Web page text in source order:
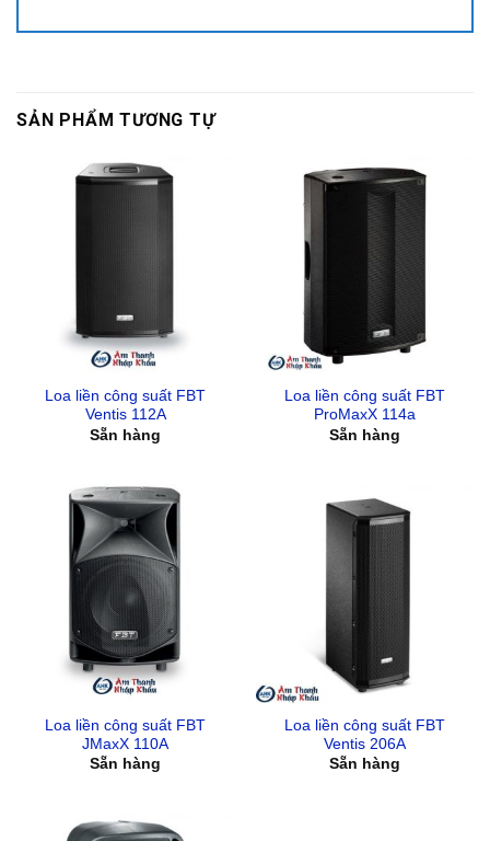
SẢN PHẨM TƯƠNG TỰ
Loa liền công suất FBT
Ventis 112A
Sẵn hàng
Loa liền công suất FBT
ProMaxX 114a
Sẵn hàng
Loa liền công suất FBT
JMaxX 110A
Sẵn hàng
Loa liền công suất FBT
Ventis 206A
Sẵn hàng